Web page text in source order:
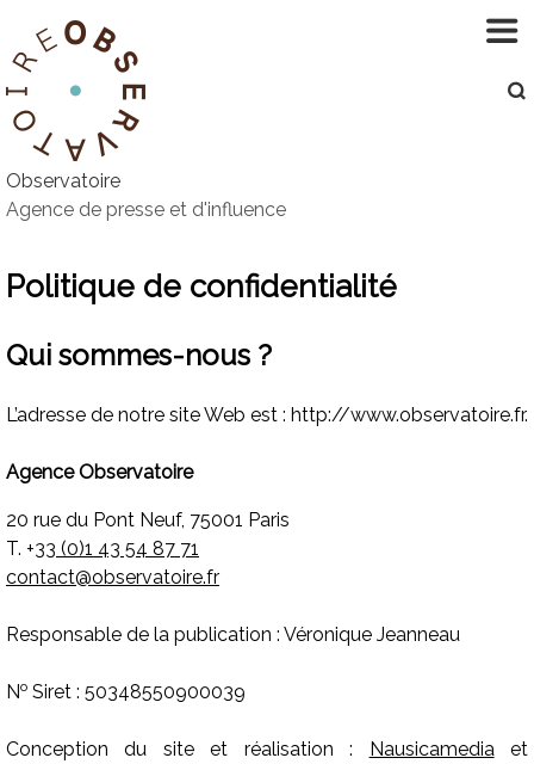
Observatoire
Agence de presse et d'influence
Politique de confidentialité
Qui sommes-nous ?
L’adresse de notre site Web est : http://www.observatoire.fr.
Agence Observatoire
20 rue du Pont Neuf, 75001 Paris
T. +33 (0)1 43 54 87 71
contact@observatoire.fr
Responsable de la publication : Véronique Jeanneau
No Siret : 50348550900039
Conception du site et réalisation : Nausicamediaet